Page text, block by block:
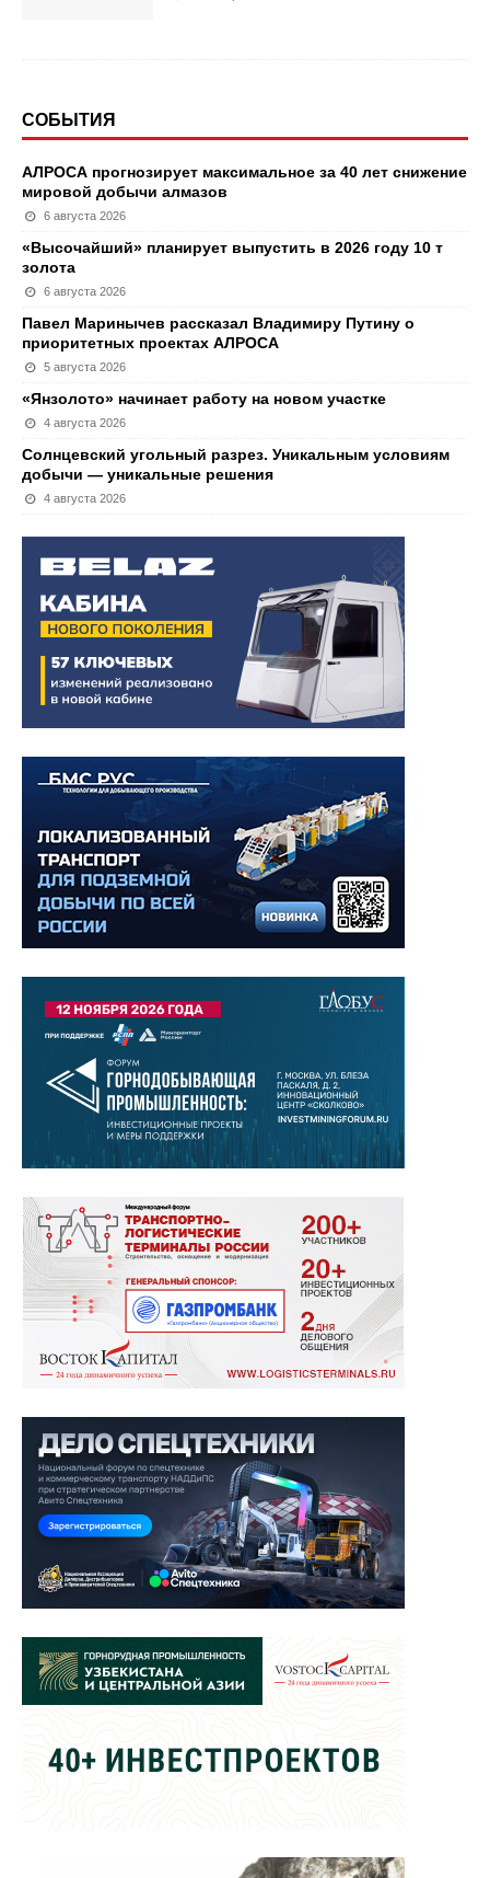
СОБЫТИЯ
АЛРОСА прогнозирует максимальное за 40 лет снижение
мировой добычи алмазов
6 августа 2026
«Высочайший» планирует выпустить в 2026 году 10 т
золота
6 августа 2026
Павел Маринычев рассказал Владимиру Путину о
приоритетных проектах АЛРОСА
5 августа 2026
«Янзолото» начинает работу на новом участке
4 августа 2026
Солнцевский угольный разрез. Уникальным условиям
добычи — уникальные решения
4 августа 2026